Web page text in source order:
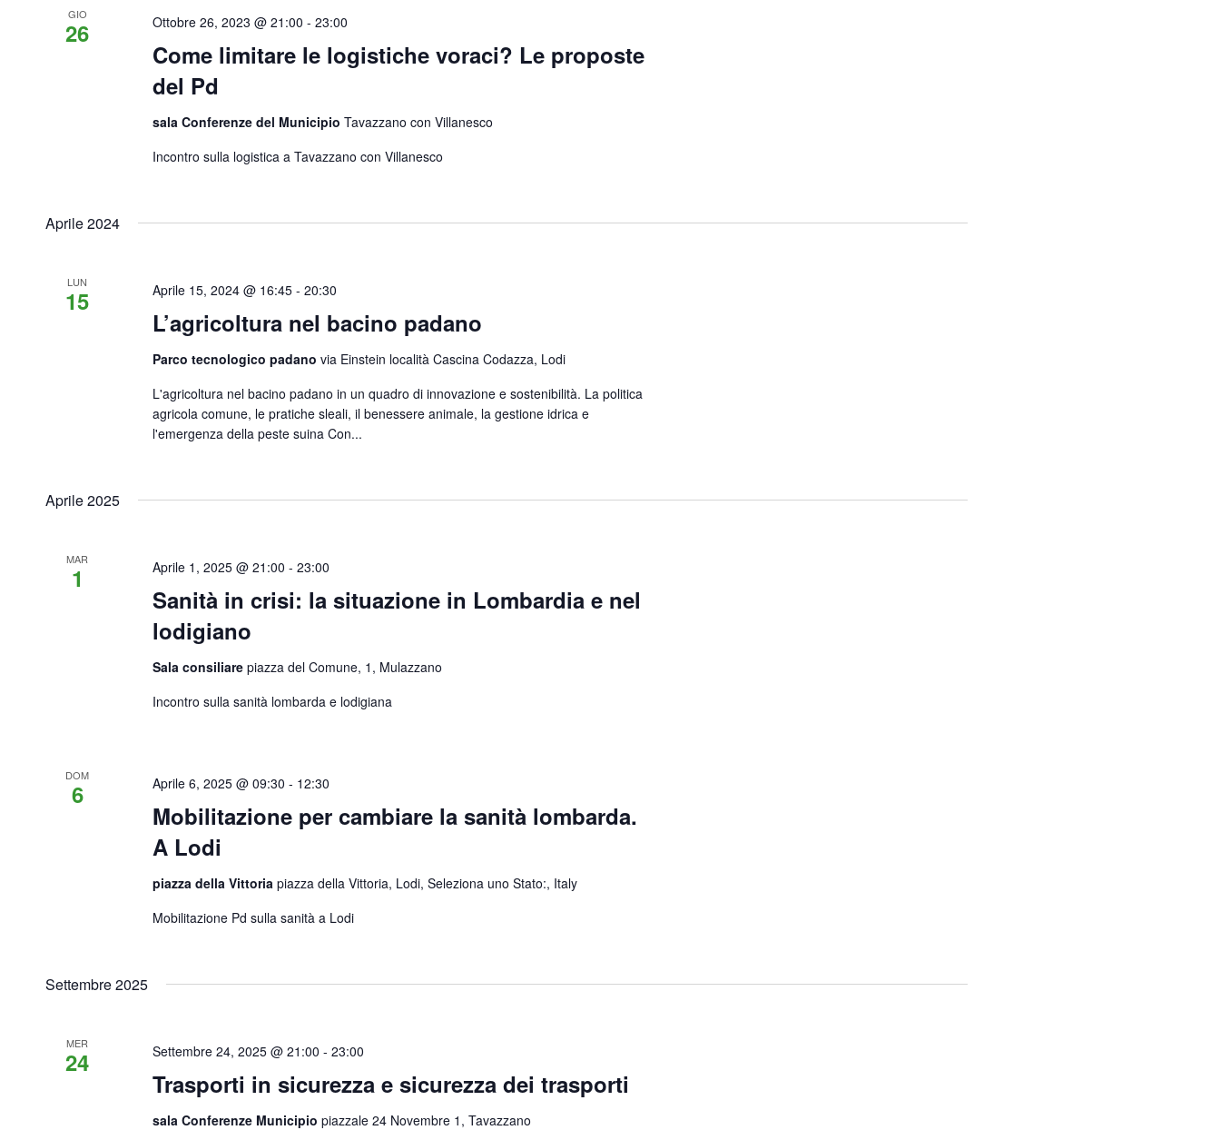
GIO
26
Come limitare le logistiche voraci? Le proposte
del Pd
Ottobre 26, 2023 @ 21:00 -23:00
sala Conferenze del MunicipioTavazzano con Villanesco
Incontro sulla logistica a Tavazzano con Villanesco
Aprile 2024
LUN
15
L’agricoltura nel bacino padano
Aprile 15, 2024 @ 16:45 -20:30
Parco tecnologico padanovia Einstein località Cascina Codazza, Lodi
L'agricoltura nel bacino padano in un quadro di innovazione e sostenibilità. La politica
agricola comune, le pratiche sleali, il benessere animale, la gestione idrica e
l'emergenza della peste suina Con...
Aprile 2025
MAR
1
Sanità in crisi: la situazione in Lombardia e nel
lodigiano
Aprile 1, 2025 @ 21:00 -23:00
Sala consiliarepiazza del Comune, 1, Mulazzano
Incontro sulla sanità lombarda e lodigiana
DOM
6
Mobilitazione per cambiare la sanità lombarda.
A Lodi
Aprile 6, 2025 @ 09:30 - 12:30
piazza della Vittoriapiazza della Vittoria, Lodi, Seleziona uno Stato:, Italy
Mobilitazione Pd sulla sanità a Lodi
Settembre 2025
MER
24
Trasporti in sicurezza e sicurezza dei trasporti
Settembre 24, 2025 @ 21:00 -23:00
sala Conferenze Municipiopiazzale 24 Novembre 1, Tavazzano